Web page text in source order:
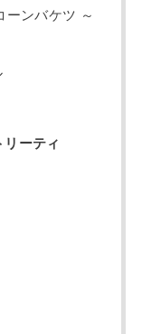
ーンバケツ ～
ーティ